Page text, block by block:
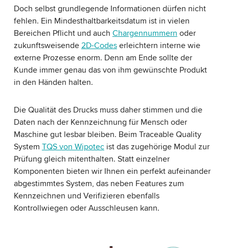
Doch selbst grundlegende Informationen dürfen nicht
fehlen. Ein Mindesthaltbarkeitsdatum ist in vielen
Bereichen Pflicht und auch Chargennummern oder
zukunftsweisende 2D-Codeserleichtern interne wie
externe Prozesse enorm. Denn am Ende sollte der
Kunde immer genau das von ihm gewünschte Produkt
in den Händen halten.
Die Qualität des Drucks muss daher stimmen und die
Daten nach der Kennzeichnung für Mensch oder
Maschine gut lesbar bleiben. Beim Traceable Quality
System TQS von Wipotecist das zugehörige Modul zur
Prüfung gleich mitenthalten. Statt einzelner
Komponenten bieten wir Ihnen ein perfekt aufeinander
abgestimmtes System, das neben Features zum
Kennzeichnen und Verifizieren ebenfalls
Kontrollwiegen oder Ausschleusen kann.